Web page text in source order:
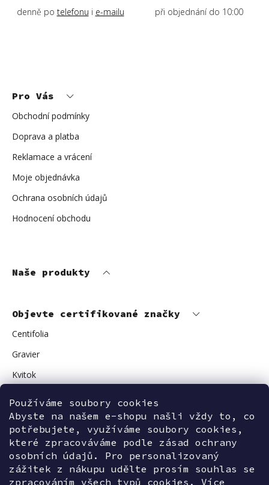
Používáme soubory cookies
Abyste na našem e-shopu našli vždy to, co
potřebujete, využíváme soubory cookies,
které zpracováváme podle zásad ochrany
osobních údajů. Pro personalizovaný
zážitek z nákupu udělte prosím souhlas se
zpracováním všech typů cookies. Více
denně po telefonu i e-mailu při objednání do 10:00
Pro Vás
Obchodní podmínky
Doprava a platba
Reklamace a vrácení
Moje objednávka
Ochrana osobních údajů
Hodnocení obchodu
Naše produkty
Objevte certifikované značky
Centifolia
Gravier
Kvitok
Avant Skincare
Sonnentor